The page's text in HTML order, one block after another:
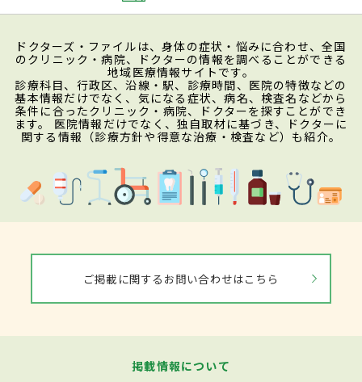
ドクターズ・ファイルは、身体の症状・悩みに合わせ、全国
のクリニック・病院、ドクターの情報を調べることができる
地域医療情報サイトです。
診療科目、行政区、沿線・駅、診療時間、医院の特徴などの
基本情報だけでなく、気になる症状、病名、検査名などから
条件に合ったクリニック・病院、ドクターを探すことができ
ます。 医院情報だけでなく、独自取材に基づき、ドクターに
関する情報（診療方針や得意な治療・検査など）も紹介。
ご掲載に関するお問い合わせはこちら
掲載情報について